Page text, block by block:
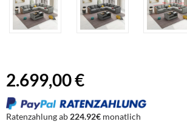
2.699,00 €
Ratenzahlung ab 224.92€ monatlich